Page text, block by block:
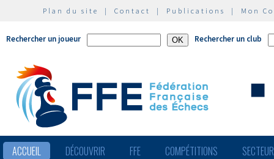
Plan du site | Contact | Publications | Mon
Rechercher un joueur Rechercher un club
ACCUEIL DÉCOUVRIR FFE COMPÉTITIONS